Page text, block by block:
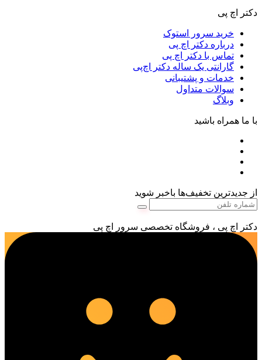
دکتر اچ پی
خرید سرور استوک
درباره دکتر اچ پی
تماس با دکتر اچ پی
گارانتی یک ساله دکتر اچ‌پی
خدمات و پشتیبانی
سوالات متداول
وبلاگ
با ما همراه باشید
از جدیدترین تخفیف‌ها باخبر شوید
دکتر اچ پی ، فروشگاه تخصصی سرور اچ پی